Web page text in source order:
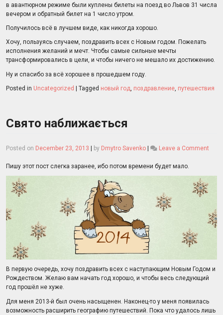
в авантюрном режиме были куплены билеты на поезд во Львов 31 числа
вечером и обратный билет на 1 число утром.
Получилось всё в лучшем виде, как никогда хорошо.
Хочу, пользуясь случаем, поздравить всех с Новым годом. Пожелать
исполнения желаний и мечт. Чтобы самые сильные мечты
трансформировались в цели, и чтобы ничего не мешало их достижению.
Ну и спасибо за всё хорошее в прошедшем году.
Posted in Uncategorized Tagged новый год, поздравление, путешествия
Свято наближається
Posted on December 23, 2013 by Dmytro Savenko Leave a Comment
Пишу этот пост слегка заранее, ибо потом времени будет мало.
В первую очередь, хочу поздравить всех с наступающим Новым Годом и
Рождеством. Желаю вам начать год хорошо, и чтобы весь следующий
год прошёл не хуже.
Для меня 2013-й был очень насыщенен. Наконец-то у меня появилась
возможность расширить географию путешествий. Пока что удалось лишь